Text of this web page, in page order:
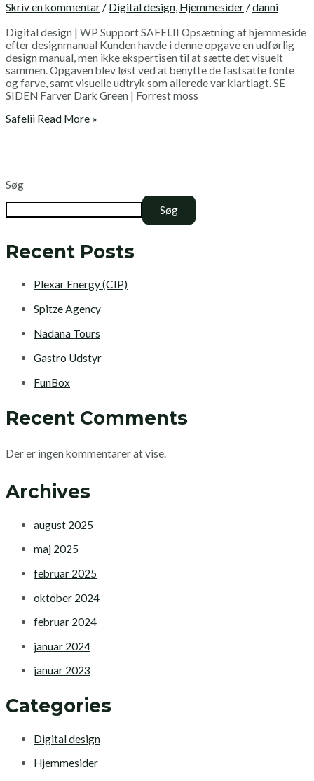
Skriv en kommentar / Digital design, Hjemmesider /danni
Digital design | WP Support SAFELII Opsætning af hjemmeside
efter designmanual Kunden havde i denne opgave en udførlig
design manual, men ikke ekspertisen til at sætte det visuelt
sammen. Opgaven blev løst ved at benytte de fastsatte fonte
og farve, samt visuelle udtryk som allerede var klartlagt. SE
SIDEN Farver Dark Green | Forrest moss
Safelii Read More »
Søg
Søg
Recent Posts
Plexar Energy (CIP)
Spitze Agency
Nadana Tours
Gastro Udstyr
FunBox
Recent Comments
Der er ingen kommentarer at vise.
Archives
august 2025
maj 2025
februar 2025
oktober 2024
februar 2024
januar 2024
januar 2023
Categories
Digital design
Hjemmesider